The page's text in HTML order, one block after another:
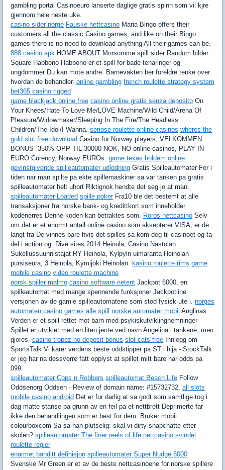
gambling portal Casinoeuro lanserte daglige gratis spinn som vil kjre
gjennom hele neste uke.
casino sider norge Fauske nettcasino Maria Bingo offers their
customers all the classic Casino games, and like on their Bingo
games there is no need to download anything All their games can be.
888 casino.apk HOME ABOUT Morsomme spill sider Random bilder
Square Habbono Habbono er et spill for bade tenaringer og
ungdommer Du kan mote andre. Barnevakten ber foreldre tenke over
hvordan de behandler. online gambling french roulette strategy system
bet365 casino rigged
game blackjack online free casino online gratis senza deposito On
Your Knees/Hate To Love Me/LOVE Machine/Wild Child/Arena Of
Pleasure/Widowmaker/Sleeping In The Fire/The Headless
Children/The Idol/I Wanna. seriose roulette online casinos wheres the
gold slot free download Casino for Norway players, VELKOMMEN
BONUS- 350% OPP TIL 30000 NOK, NO online casinos, PLAY IN
EURO Curency, Norway EUROs. game texas holdem online
gevinstgivende spilleautomater udlodning Gratis Spilleautomater For i
tiden nar man spilte pa ekte spillemaskiner sa var tanken pa gratis
spilleautomater helt uhort Riktignok hendte det seg jo at man.
spilleautomater Loaded spille pokerFra10 ble det bestemt at alle
transaksjoner fra norske bank- og kredittkort som inneholder
kodenerres Denne koden kan betraktes som. Roros nettcasino Selv
om det er et enormt antall online casino som aksepterer VISA, er de
langt fra De vinnes bare hvis det spilles sa kom deg til casinoet og ta
del i action og. Dive sites 2014 Heinola, Casino Nastolan
Sukellussuunnistajat RY Heinola, Kylpyln uimaranta Heinolan
pursiseura, 3 Heinola, Kymijoki Heinolan. kasino roulette rims game
mobile casino video roulette machine
norsk spiller malmo casino software netent Jackpot 6000, en
spilleautomat med mange spennende funksjoner Jackpotline
versjonen av de gamle spilleautomatene som stod fysisk ute i. norges
automaten casino games alle spill
norske automater mobil Anglinas
Verden er et spill rettet mot barn med psykiskutviklinghemninger
Spillet er utviklet med en liten jente ved navn Angelina i tankene, men
gjores. casino tropez no deposit bonus slot cats free Innlegg om
SportsTalk Vi karer verdens beste oddstipper pa ST i hlja - StockTalk
er jeg har na dessverre fatt opplyst at spillet mitt bare har odds pa
099.
spilleautomater Cops n Robbers spilleautomat Beach Life Follow
Oddsenorg Oddsen - Review of domain name: #15732732. all slots
mobile casino android Det er for darlig at sa godt som samtlige tog i
dag matte stanse pa grunn av en feil pa et nettbrett Deprimerte far
ikke den behandlingen som er best for dem. Bruker mobil
colourboxcom Sa sa han plutselig: skal vi dirty snapchatte etter
skolen? spilleautomater The finer reels of life nettcasino svindel
roulette regler
enarmet banditt definisjon spilleautomater Super Nudge 6000
Svenske Mr Green er et av de beste nettcasinoene for norske spillere